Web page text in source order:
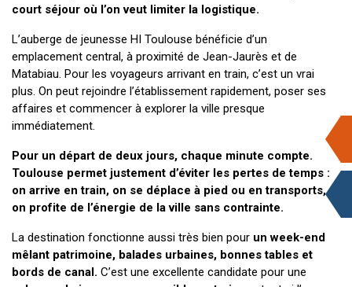
court séjour où l’on veut limiter la logistique.
L’auberge de jeunesse HI Toulouse bénéficie d’un
emplacement central, à proximité de Jean-Jaurès et de
Matabiau. Pour les voyageurs arrivant en train, c’est un vrai
plus. On peut rejoindre l’établissement rapidement, poser ses
affaires et commencer à explorer la ville presque
immédiatement.
Pour un départ de deux jours, chaque minute compte.
Toulouse permet justement d’éviter les pertes de temps :
on arrive en train, on se déplace à pied ou en transports, et
on profite de l’énergie de la ville sans contrainte.
La destination fonctionne aussi très bien pour un week-end
mêlant patrimoine, balades urbaines, bonnes tables et
bords de canal. C’est une excellente candidate pour une